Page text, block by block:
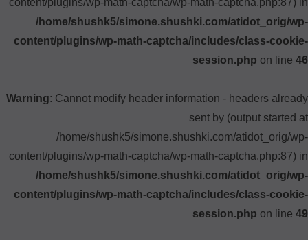
content/plugins/wp-math-captcha/wp-math-captcha.php:87) in
/home/shushk5/simone.shushki.com/atidot_orig/wp-
content/plugins/wp-math-captcha/includes/class-cookie-
session.php on line 46
Warning: Cannot modify header information - headers already
sent by (output started at
/home/shushk5/simone.shushki.com/atidot_orig/wp-
content/plugins/wp-math-captcha/wp-math-captcha.php:87) in
/home/shushk5/simone.shushki.com/atidot_orig/wp-
content/plugins/wp-math-captcha/includes/class-cookie-
session.php on line 49